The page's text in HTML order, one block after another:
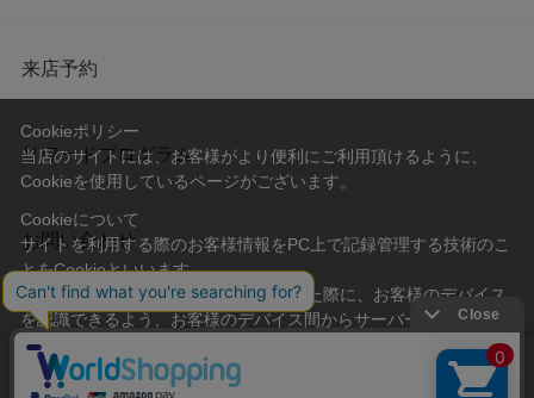
来店予約
リワードプログラム
お問い合わせ
会社概要 プライバシーポリシー
利用規約 特定商取引法に基づく表記
Cookieポリシー
当店のサイトには、お客様がより便利にご利用頂けるように、
Cookieを使用しているページがございます。
Cookieについて
サイトを利用する際のお客様情報をPC上で記録管理する技術のこ
とをCookieといいます。
Cookieはお客様がサイトを再訪問された際に、お客様のデバイス
を認識できるよう、お客様のデバイス間からサーバーへ送り返さ
れます。
なお、Cookieに保存されている情報のみで、お客様個人を特定す